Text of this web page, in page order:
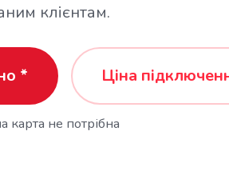
клієнтам.
* Ціна
карта не потрібна